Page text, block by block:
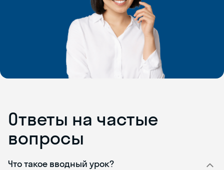
Ответы на частые
вопросы
Что такое вводный урок?